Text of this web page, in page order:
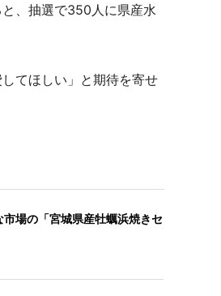
、抽選で350人に県産水
てほしい」と期待を寄せ
市場の「宮城県産牡蠣浜焼きセ